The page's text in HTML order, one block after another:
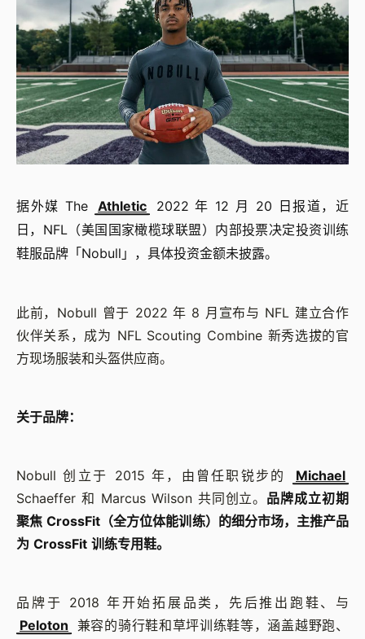
据外媒 The Athletic
2022 年 12 月 20 日报道，近
日，NFL（美国国家橄榄球联盟）内部投票决定投资训练
鞋服品牌「Nobull」，具体投资金额未披露。
此前，Nobull 曾于 2022 年 8 月宣布与 NFL 建立合作
伙伴关系，成为 NFL Scouting Combine 新秀选拔的官
方现场服装和头盔供应商。
关于品牌：
Nobull 创立于 2015 年，由曾任职锐步的
Michael
Schaeffer 和 Marcus Wilson 共同创立。 品牌成立初期
聚焦 CrossFit（全方位体能训练）的细分市场，主推产品
为 CrossFit 训练专用鞋。
品牌于 2018 年开始拓展品类，先后推出跑鞋、与
Peloton 兼容的骑行鞋和草坪训练鞋等，涵盖越野跑、